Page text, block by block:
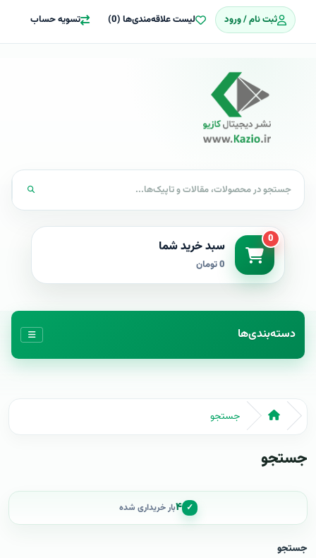
ثبت نام / ورود لیست علاقه‌مندی‌ها (0) تسویه حساب
0 سبد خرید شما
0 تومان
دسته‌بندی‌ها
جستجو
جستجو
✓ ۴بار خریداری شده
جستجو